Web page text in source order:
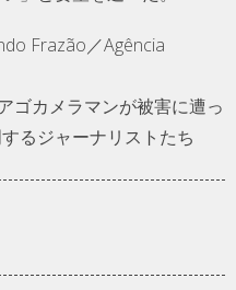
Frazão／Agência
ゴカメラマンが被害に遭っ
るジャーナリストたち